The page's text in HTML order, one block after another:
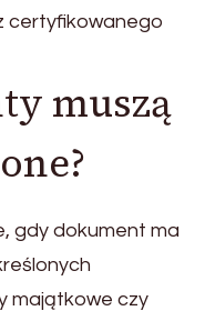
certyfikowanego
muszą
gdy dokument ma
majątkowe czy